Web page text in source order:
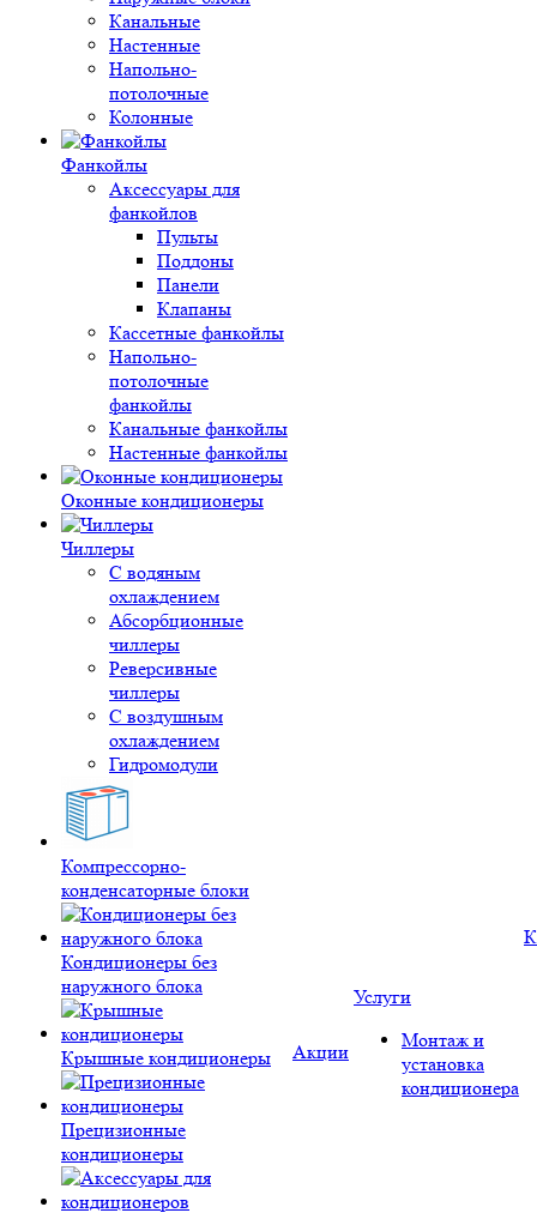
Канальные
Настенные
Напольно-
потолочные
Колонные
Фанкойлы
Аксессуары для
фанкойлов
Пульты
Поддоны
Панели
Клапаны
Кассетные фанкойлы
Напольно-
потолочные
фанкойлы
Канальные фанкойлы
Настенные фанкойлы
Оконные кондиционеры
Чиллеры
С водяным
охлаждением
Абсорбционные
чиллеры
Реверсивные
чиллеры
С воздушным
охлаждением
Гидромодули
Компрессорно-
конденсаторные блоки
Кондиционеры без
наружного блока
Крышные кондиционеры
Прецизионные
кондиционеры
Акции
Услуги
Монтаж и
установка
кондиционера